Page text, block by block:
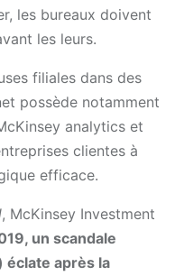
les bureaux doivent
les leurs.
filiales dans des
possède notamment
analytics et
clientes à
efficace.
, McKinsey Investment
un scandale
éclate après la